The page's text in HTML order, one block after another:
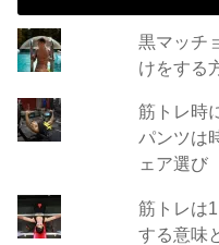
黒マッチ
けをする
筋トレ時
パンツは
ェア選び
筋トレは
する意味